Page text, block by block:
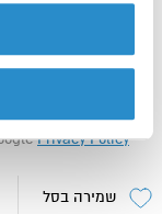
פעילות ההתנדבות
Privacy Policy
שמירה בסל